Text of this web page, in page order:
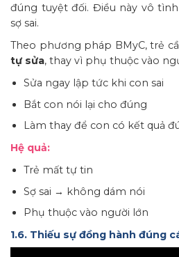
đúng tuyệt đối. Điều này vô
sợ sai.
Theo phương pháp BMyC, trẻ
tự sửa, thay vì phụ thuộc vào
Sửa ngay lập tức khi con sai
Bắt con nói lại cho đúng
Làm thay để con có kết quả
Hệ quả:
Trẻ mất tự tin
Sợ sai → không dám nói
Phụ thuộc vào người lớn
1.6. Thiếu sự đồng hành đúng